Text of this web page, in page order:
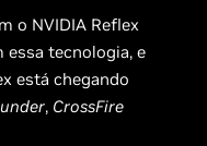
o NVIDIA Reflex
essa tecnologia, e
está chegando
, CrossFire